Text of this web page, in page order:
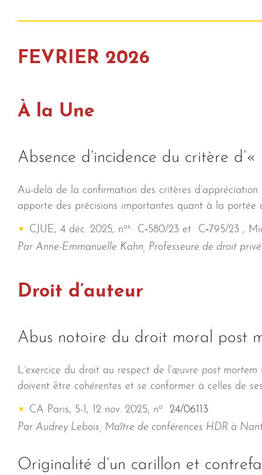
FEVRIER 2026
À la Une
Absence d’incidence du critère
Au-delà de la confirmation des critères
apporte des précisions importantes quant à la portée
CJUE, 4 déc. 2025, nos
C‑580/23 et C‑795/23 ,
Par Anne-Emmanuelle Kahn, Professeure de droit
Droit d’auteur
Abus notoire du droit moral post
L’exercice du droit au respect de l’œuvre post mortem
doivent être cohérentes et se conformer à celles de
CA Paris, 5-1, 12 nov. 2025, no
24/06113
Par Audrey Lebois, Maître de conférences HDR à
Originalité d’un carillon et